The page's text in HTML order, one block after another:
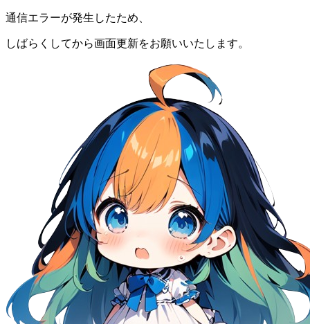
通信エラーが発生したため、
しばらくしてから画面更新をお願いいたします。